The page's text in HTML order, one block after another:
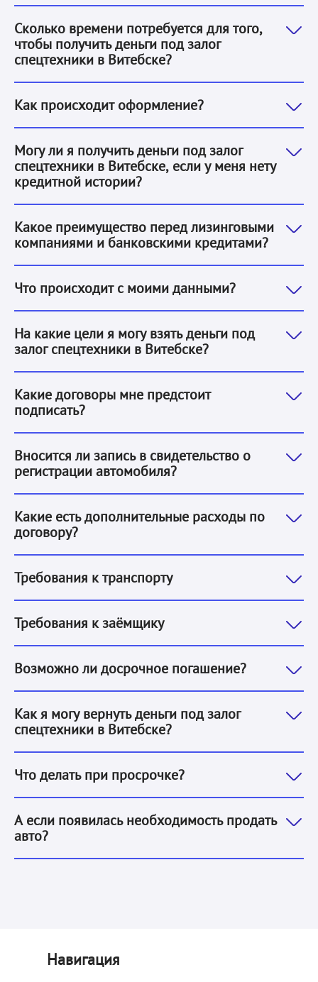
Сколько времени потребуется для того,
чтобы получить деньги под залог
спецтехники в Витебске?
Благодаря тому, что заявка заполняется онлайн,
Как происходит оформление?
1. Вы оставляете заявку. 2. Наша система оценивает
Могу ли я получить деньги под залог
спецтехники в Витебске, если у меня нету
кредитной истории?
Да. Решение о выдаче денег под залог спецтехники
Какое преимущество перед лизинговыми
компаниями и банковскими кредитами?
Банки или лизинговые компании будут намного
Что происходит с моими данными?
Согласно договору, ваши данные остаются
На какие цели я могу взять деньги под
залог спецтехники в Витебске?
На любые. Мы не требуем информации о целях
Какие договоры мне предстоит
подписать?
Чтобы получить деньги под залог спецтехники в
Вносится ли запись в свидетельство о
регистрации автомобиля?
Нет, мы не делаем никаких записей и не ставим
Какие есть дополнительные расходы по
договору?
Обязательных дополнительных расходов нет.
Требования к транспорту
1. Принадлежать заёмщику. Подтверждается
Требования к заёмщику
1. Физическое лицо.2. Гражданство РБ.3. Возраст от
Возможно ли досрочное погашение?
Да, досрочно вернуть деньги под залог
Как я могу вернуть деньги под залог
спецтехники в Витебске?
Вернуть деньги под залог спецтехники в Витебске
Что делать при просрочке?
Позвоните нам и мы обсудим варианты решения
А если появилась необходимость продать
авто?
Вы можете обратиться к нам, при реализации авто
Навигация